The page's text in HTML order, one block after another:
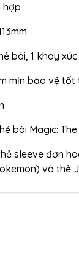
hợp
bài, 1 khay
mịn bảo vệ
bài Magic:
sleeve đơn
và thẻ